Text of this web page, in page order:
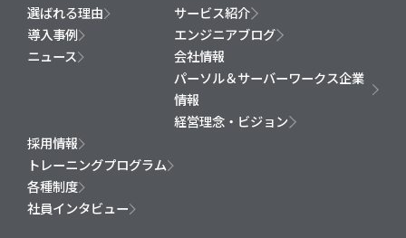
選ばれる理由
サービス紹介
導入事例
エンジニアブログ
ニュース
会社情報
パーソル＆サーバーワークス企業
情報
経営理念・ビジョン
採用情報
トレーニングプログラム
各種制度
社員インタビュー